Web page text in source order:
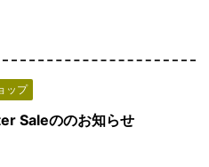
ップ
Saleののお知らせ